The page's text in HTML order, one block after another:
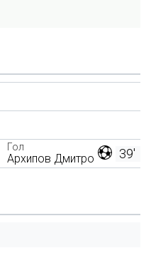
39'
Гол
Архипов Дмитро